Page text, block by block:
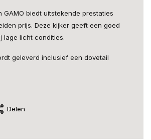
GAMO biedt uitstekende prestaties
prijs. Deze kijker geeft een goed
lage licht condities.
geleverd inclusief een dovetail
Delen